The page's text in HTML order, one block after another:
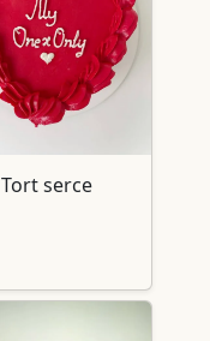
Tort serce